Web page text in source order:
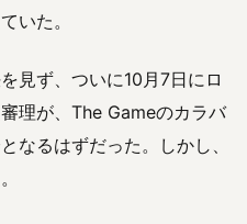
いた。
見ず、ついに10月7日にロ
理が、The Gameのカラバ
なるはずだった。しかし、